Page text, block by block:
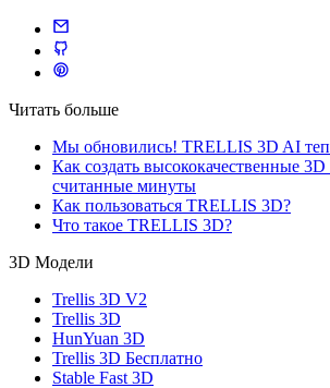
Читать больше
Мы обновились! TRELLIS 3D AI
Как создать высококачественные 3D
считанные минуты
Как пользоваться TRELLIS 3D?
Что такое TRELLIS 3D?
3D Модели
Trellis 3D V2
Trellis 3D
HunYuan 3D
Trellis 3D Бесплатно
Stable Fast 3D